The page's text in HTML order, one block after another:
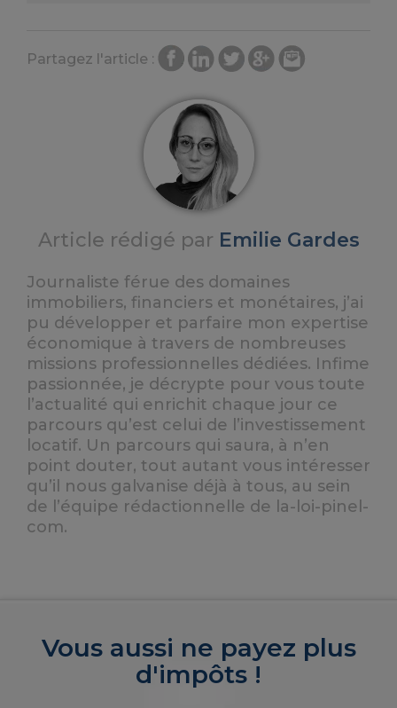
Partagez l'article :
Article rédigé par Emilie Gardes
Journaliste férue des domaines
immobiliers, financiers et monétaires, j’ai
pu développer et parfaire mon expertise
économique à travers de nombreuses
missions professionnelles dédiées. Infime
passionnée, je décrypte pour vous toute
l’actualité qui enrichit chaque jour ce
parcours qu’est celui de l’investissement
locatif. Un parcours qui saura, à n’en
point douter, tout autant vous intéresser
qu’il nous galvanise déjà à tous, au sein
de l’équipe rédactionnelle de la-loi-pinel-
com.
Vous aussi ne payez plus
d'impôts !